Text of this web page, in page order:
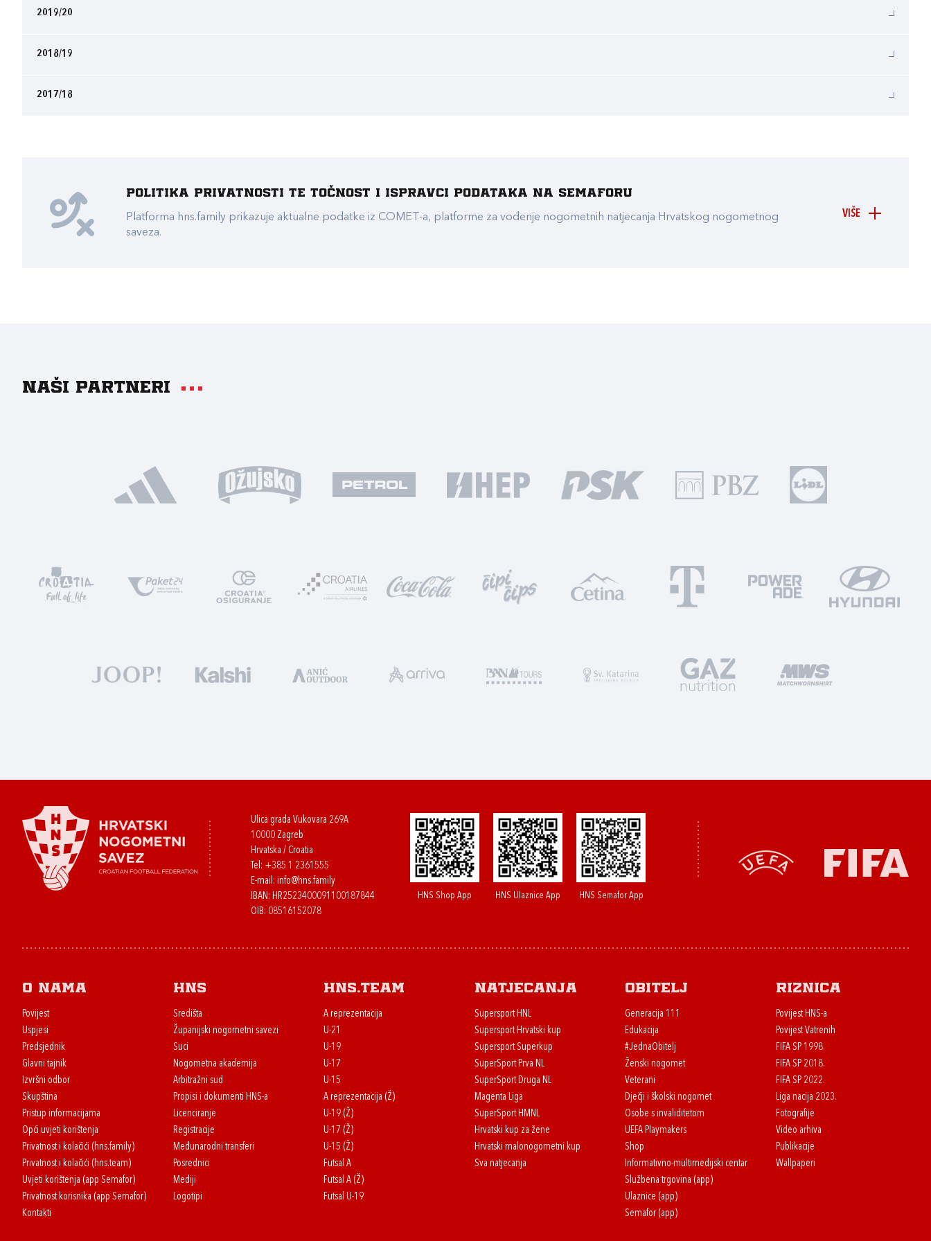
2019/20
2018/19
2017/18
VIŠE
Politika privatnosti te točnost i ispravci podataka na Semaforu
Platforma hns.family prikazuje aktualne podatke iz COMET-a, platforme za vođenje nogometnih natjecanja Hrvatskog nogometnog
saveza.
Naši partneri
Ulica grada Vukovara 269A
10000 Zagreb
Hrvatska / Croatia
Tel: +385 1 2361555
E-mail: info@hns.family
IBAN: HR2523400091100187844
OIB: 08516152078
HNS Shop App HNS Ulaznice App HNS Semafor App
O nama
Povijest
Uspjesi
Predsjednik
Glavni tajnik
Izvršni odbor
Skupština
Pristup informacijama
Opći uvjeti korištenja
Privatnost i kolačići (hns.family)
Privatnost i kolačići (hns.team)
Uvjeti korištenja (app Semafor)
Privatnost korisnika (app Semafor)
Kontakti
HNS
Središta
Županijski nogometni savezi
Suci
Nogometna akademija
Arbitražni sud
Propisi i dokumenti HNS-a
Licenciranje
Registracije
Međunarodni transferi
Posrednici
Mediji
Logotipi
HNS.team
A reprezentacija
U-21
U-19
U-17
U-15
A reprezentacija (Ž)
U-19 (Ž)
U-17 (Ž)
U-15 (Ž)
Futsal A
Futsal A (Ž)
Futsal U-19
Natjecanja
Supersport HNL
Supersport Hrvatski kup
Supersport Superkup
SuperSport Prva NL
SuperSport Druga NL
Magenta Liga
SuperSport HMNL
Hrvatski kup za žene
Hrvatski malonogometni kup
Sva natjecanja
Obitelj
Generacija 111
Edukacija
#JednaObitelj
Ženski nogomet
Veterani
Dječji i školski nogomet
Osobe s invaliditetom
UEFA Playmakers
Shop
Informativno-multimedijski centar
Službena trgovina (app)
Ulaznice (app)
Semafor (app)
Riznica
Povijest HNS-a
Povijest Vatrenih
FIFA SP 1998.
FIFA SP 2018.
FIFA SP 2022.
Liga nacija 2023.
Fotografije
Video arhiva
Publikacije
Wallpaperi